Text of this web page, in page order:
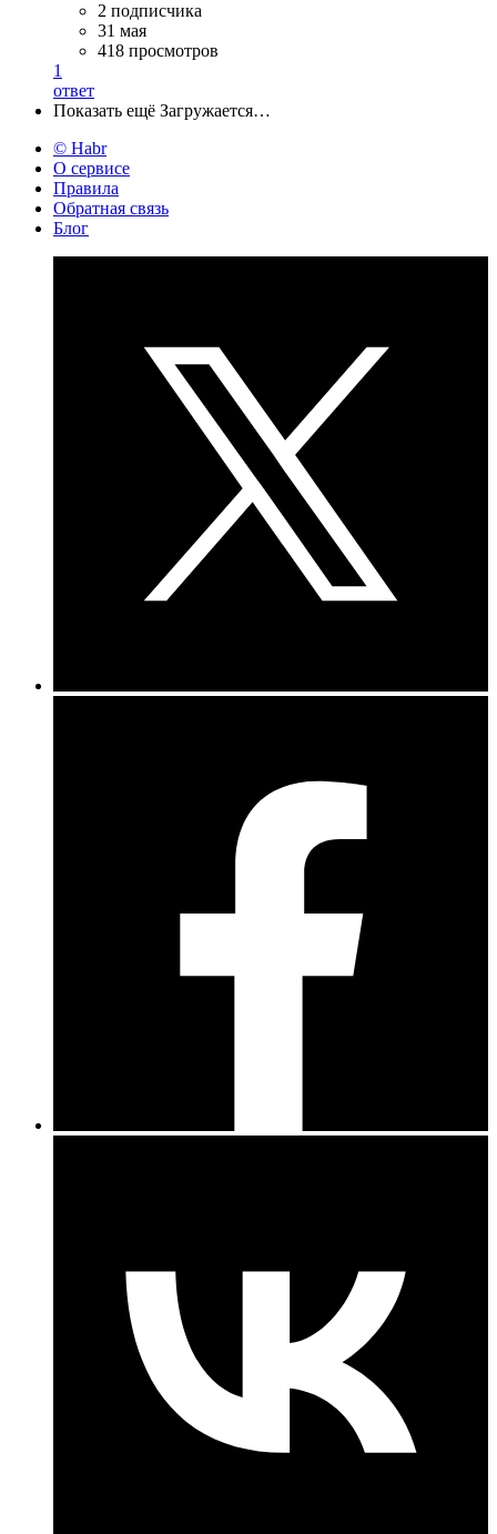
2 подписчика
31 мая
418 просмотров
1
ответ
Показать ещё Загружается…
© Habr
О сервисе
Правила
Обратная связь
Блог